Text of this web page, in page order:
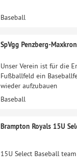
Baseball
SpVgg Penzberg-Maxkron
Unser Verein ist für die
Fußballfeld ein
wieder aufzubauen
Baseball
Brampton Royals 15U
15U Select Baseball